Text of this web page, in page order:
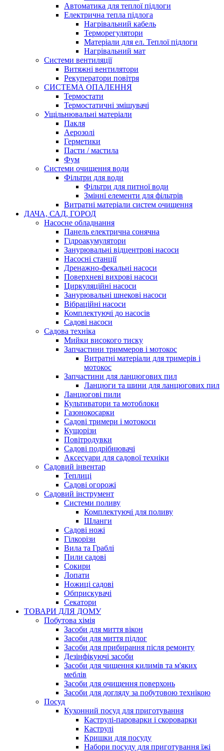
Автоматика для теплої підлоги
Електрична тепла підлога
Нагрівальний кабель
Терморегулятори
Матеріали для ел. Теплої підлоги
Нагрівальний мат
Системи вентиляції
Витяжні вентилятори
Рекуператори повітря
СИСТЕМА ОПАЛЕННЯ
Термостати
Термостатичні змішувачі
Ущільнювальні матеріали
Пакля
Аерозолі
Герметики
Пасти / мастила
Фум
Системи очищення води
Фільтри для води
Фільтри для питної води
Змінні елементи для фільтрів
Витратні матеріали систем очищення
ДАЧА, САД, ГОРОД
Насосне обладнання
Панель електрична сонячна
Гідроакумулятори
Занурювальні відцентрові насоси
Насосні станції
Дренажно-фекальні насоси
Поверхневі вихрові насоси
Циркуляційні насоси
Занурювальні шнекові насоси
Вібраційні насоси
Комплектуючі до насосів
Cадові насоси
Садова техніка
Мийки високого тиску
Запчастини триммеров і мотокос
Витратні матеріали для тримерів і
мотокос
Запчастини для ланцюгових пил
Ланцюги та шини для ланцюгових пил
Ланцюгові пили
Культиватори та мотоблоки
Газонокосарки
Садові тримери і мотокоси
Кущорізи
Повітродувки
Садові подрібнювачі
Аксесуари для садової техніки
Садовий інвентар
Теплиці
Садові огорожі
Садовий інструмент
Системи поливу
Комплектуючі для поливу
Шланги
Садові ножі
Гілкорізи
Вила та Граблі
Пили садові
Сокири
Лопати
Ножиці садові
Обприскувачі
Секатори
ТОВАРИ ДЛЯ ДОМУ
Побутова хімія
Засоби для миття вікон
Засоби для миття підлог
Засоби для прибирання після ремонту
Дезінфікуючі засоби
Засоби для чищення килимів та м'яких
меблів
Засоби для очищення поверхонь
Засоби для догляду за побутовою технікою
Посуд
Кухонний посуд для приготування
Каструлі-пароварки і скороварки
Каструлі
Кришки для посуду
Набори посуду для приготування їжі